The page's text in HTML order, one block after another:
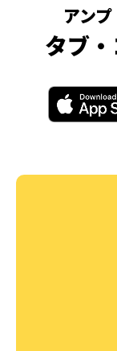
アン
タブ